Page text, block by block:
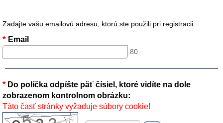
Zadajte vašu emailovú adresu, ktorú ste použili pri registracii.
* Email
80
* Do políčka odpíšte päť čísiel, ktoré vidíte na dole
zobrazenom kontrolnom obrázku:
Táto časť stránky vyžaduje súbory cookie!